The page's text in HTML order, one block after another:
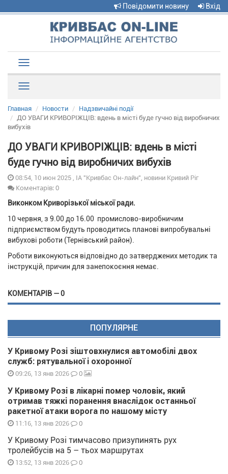
Повідомити новину Вхід
navigation
Главная Новости
Надзвичайні події
ДО УВАГИ КРИВОРІЖЦІВ: вдень в місті буде гучно від виробничих
вибухів
ДО УВАГИ КРИВОРІЖЦІВ: вдень в місті
буде гучно від виробничих вибухів
08:54, 10 июн 2025 , ІА "Кривбас Он-лайн", новини Кривий Ріг
Коментарів: 0
Виконком Криворізької міської ради.
10 червня, з 9.00 до 16.00 промислово-виробничим
підприємством будуть проводитись планові випробувальні
вибухові роботи (Тернівський район).
Роботи виконуються відповідно до затверджених методик та
інструкцій, причин для занепокоєння немає.
КОМЕНТАРІВ — 0
ПОПУЛЯРНЕ
У Кривому Розі зіштовхнулися автомобілі двох
служб: рятувальної і охоронної
09:26, 13 янв 2026 0
У Кривому Розі в лікарні помер чоловік, який
отримав тяжкі поранення внаслідок останньої
ракетної атаки ворога по нашому місту
11:16, 13 янв 2026 0
У Кривому Розі тимчасово призупинять рух
тролейбусів на 5 – тьох маршрутах
13:52, 13 янв 2026 0